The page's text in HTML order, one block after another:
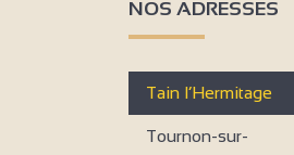
2
NOS ADRESSES
Tain l’Hermitage
Tournon-sur-